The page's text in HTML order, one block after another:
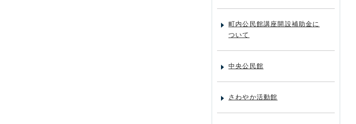
町内公民館講座開設補助金に
ついて
中央公民館
さわやか活動館